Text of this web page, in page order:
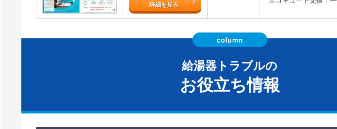
詳細を見る
給湯器トラブルの
お役立ち情報